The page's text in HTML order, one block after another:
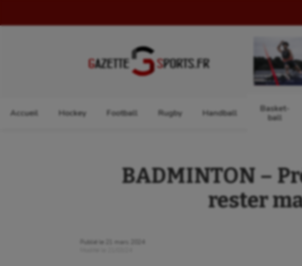
Accueil Hockey Football Rugby Handball
Basket-
ball
BADMINTON –
rester
Publié le
21 mars 2024